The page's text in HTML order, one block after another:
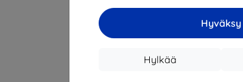
Hyväksy
Hylkää